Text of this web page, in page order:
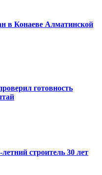
в Конаеве Алматинской
готовность
строитель 30 лет